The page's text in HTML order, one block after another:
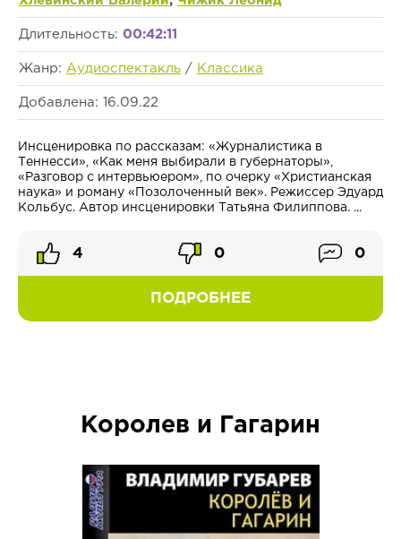
Длительность: 00:42:11
Жанр: Аудиоспектакль / Классика
Добавлена: 16.09.22
Инсценировка по рассказам: «Журналистика в
Теннесси», «Как меня выбирали в губернаторы»,
«Разговор с интервьюером», по очерку «Христианская
наука» и роману «Позолоченный век». Режиссер Эдуард
Кольбус. Автор инсценировки Татьяна Филиппова. ...
ПОДРОБНЕЕ
4 0 0
Королев и Гагарин